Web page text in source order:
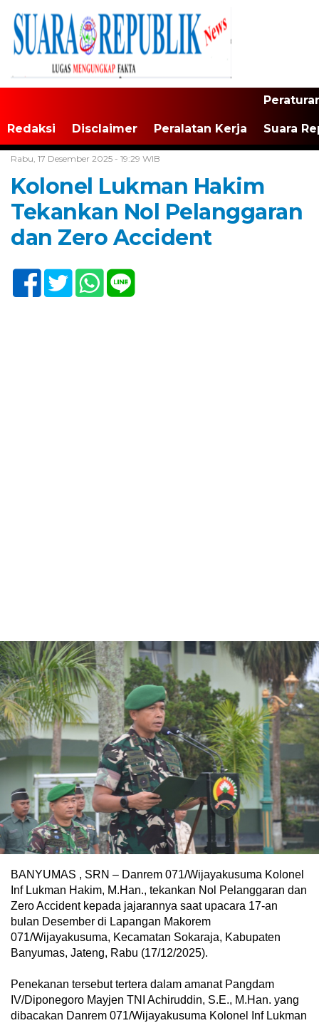
Redaksi Disclaimer Peralatan Kerja Suara
Rabu, 17 Desember 2025 - 19:29 WIB
‎Kolonel Lukman Hakim
Tekankan Nol Pelanggaran
dan Zero Accident
‎BANYUMAS , SRN – Danrem 071/Wijayakusuma Kolonel
Inf Lukman Hakim, M.Han., tekankan Nol Pelanggaran dan
Zero Accident kepada jajarannya saat upacara 17-an
bulan Desember di Lapangan Makorem
071/Wijayakusuma, Kecamatan Sokaraja, Kabupaten
Banyumas, Jateng, Rabu (17/12/2025).
‎Penekanan tersebut tertera dalam amanat Pangdam
IV/Diponegoro Mayjen TNI Achiruddin, S.E., M.Han. yang
dibacakan Danrem 071/Wijayakusuma Kolonel Inf Lukman